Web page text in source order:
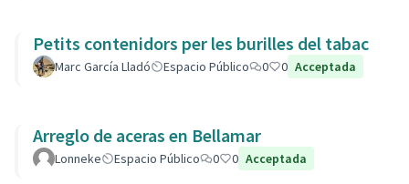
Petits contenidors per les burilles del tabac
Marc García Lladó Espacio Público 0 0 Acceptada
Arreglo de aceras en Bellamar
Lonneke Espacio Público 0 0 Acceptada